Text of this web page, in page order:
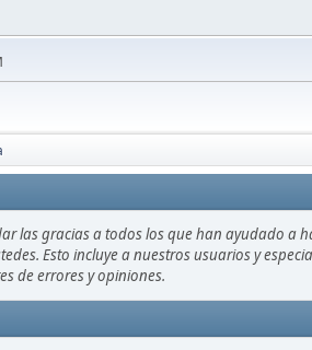
las gracias a todos los que han ayudado a
Esto incluye a nuestros usuarios y
de errores y opiniones.